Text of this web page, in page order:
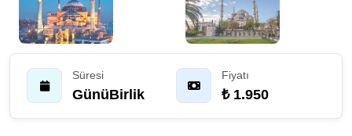
Süresi
GünüBirlik
Fiyatı
₺ 1.950